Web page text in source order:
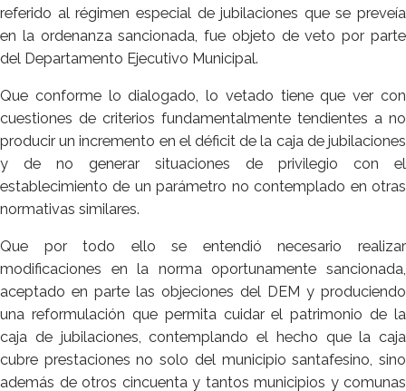
referido al régimen especial de jubilaciones que se preveía
en la ordenanza sancionada, fue objeto de veto por parte
del Departamento Ejecutivo Municipal.
Que conforme lo dialogado, lo vetado tiene que ver con
cuestiones de criterios fundamentalmente tendientes a no
producir un incremento en el déficit de la caja de jubilaciones
y de no generar situaciones de privilegio con el
establecimiento de un parámetro no contemplado en otras
normativas similares.
Que por todo ello se entendió necesario realizar
modificaciones en la norma oportunamente sancionada,
aceptado en parte las objeciones del DEM y produciendo
una reformulación que permita cuidar el patrimonio de la
caja de jubilaciones, contemplando el hecho que la caja
cubre prestaciones no solo del municipio santafesino, sino
además de otros cincuenta y tantos municipios y comunas